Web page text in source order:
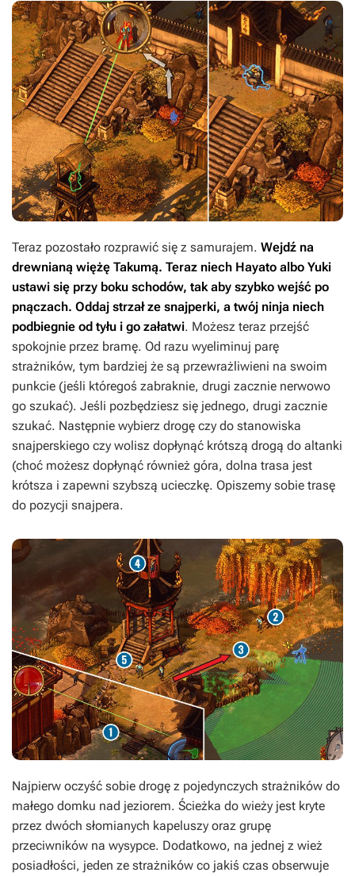
Teraz pozostało rozprawić się z samurajem. Wejdź na
drewnianą więżę Takumą. Teraz niech Hayato albo Yuki
ustawi się przy boku schodów, tak aby szybko wejść po
pnączach. Oddaj strzał ze snajperki, a twój ninja niech
podbiegnie od tyłu i go załatwi. Możesz teraz przejść
spokojnie przez bramę. Od razu wyeliminuj parę
strażników, tym bardziej że są przewrażliwieni na swoim
punkcie (jeśli któregoś zabraknie, drugi zacznie nerwowo
go szukać). Jeśli pozbędziesz się jednego, drugi zacznie
szukać. Następnie wybierz drogę czy do stanowiska
snajperskiego czy wolisz dopłynąć krótszą drogą do altanki
(choć możesz dopłynąć również góra, dolna trasa jest
krótsza i zapewni szybszą ucieczkę. Opiszemy sobie trasę
do pozycji snajpera.
Najpierw oczyść sobie drogę z pojedynczych strażników do
małego domku nad jeziorem. Ścieżka do wieży jest kryte
przez dwóch słomianych kapeluszy oraz grupę
przeciwników na wysypce. Dodatkowo, na jednej z wież
posiadłości, jeden ze strażników co jakiś czas obserwuje